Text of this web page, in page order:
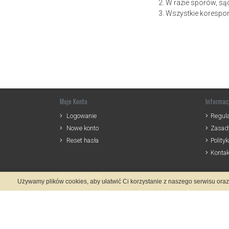
2. W razie sporów,
3. Wszystkie
Moje Konto
Logowanie
Nowe konto
Reset hasła
Metody płatności
Używamy plików cookies, aby ułatwić Ci korzystanie z naszego serwisu